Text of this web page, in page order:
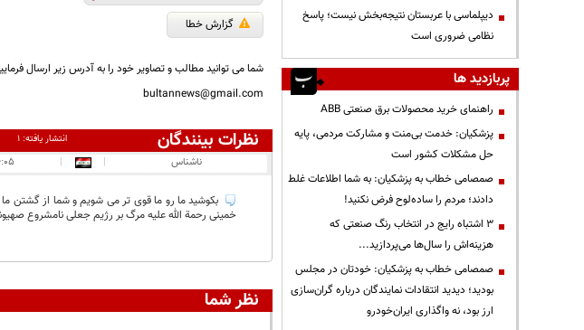
گزارش خطا
شما می توانید مطالب و تصاویر خود را به آدرس زیر ارسال
bultannews@gmail.com
نظرات بینندگان انتشار یافته:۱
ناشناس |
| ۱۶:۰۵ -
بکوشید ما رو ما قوی تر می شویم و شما از گشتن
خمینی رحمة الله‌ علیه مرگ بر رژیم جعلی نامشروع
نظر شما
دیپلماسی با عربستان نتیجه‌بخش نیست؛ پاسخ
نظامی ضروری است
پربازدید ها
راهنمای خرید محصولات برق صنعتی ABB
پزشکیان: خدمت بی‌منت و مشارکت مردمی، پایه
حل مشکلات کشور است
صمصامی خطاب به پزشکیان: به شما اطلاعات غلط
دادند؛ مردم را ساده‌لوح فرض نکنید!
3 اشتباه رایج در انتخاب رنگ صنعتی که
هزینه‌اش را سال‌ها می‌پردازید...
صمصامی خطاب به پزشکیان: خودتان در مجلس
بودید؛ دیدید انتقادات نمایندگان درباره گران‌سازی
ارز بود، نه واگذاری ایران‌خودرو